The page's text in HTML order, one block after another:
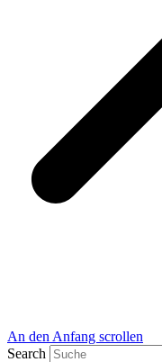
An den Anfang scrollen
Search